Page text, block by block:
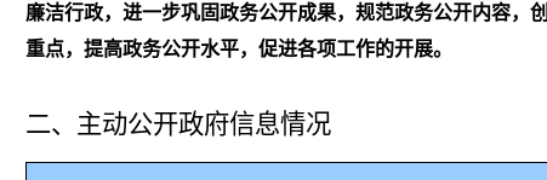
廉洁行政，进一步巩固政务公开成果，规范政务公开内容，
重点，提高政务公开水平，促进各项工作的开展。
二、主动公开政府信息情况